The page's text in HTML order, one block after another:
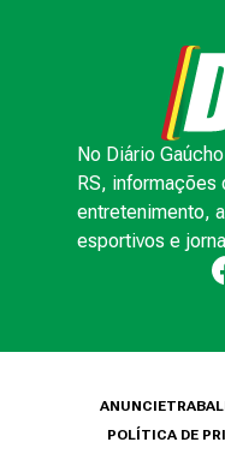
No Diário
RS,
entretenimento,
esportivos e
ANUNCIE
POLÍTICA DE